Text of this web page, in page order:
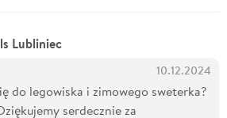
Lubliniec
10.12.2024
do legowiska i zimowego sweterka?
serdecznie za